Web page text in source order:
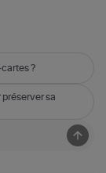
?
sa